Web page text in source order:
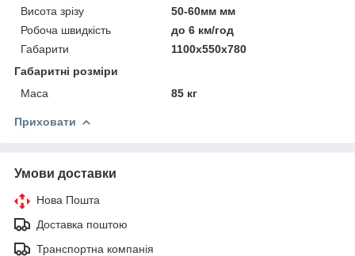
Висота зрізу
50-60мм мм
Робоча швидкість
до 6 км/год
Габарити
1100х550х780
Габаритні розміри
Маса
85 кг
Приховати
Умови доставки
Нова Пошта
Доставка поштою
Транспортна компанія